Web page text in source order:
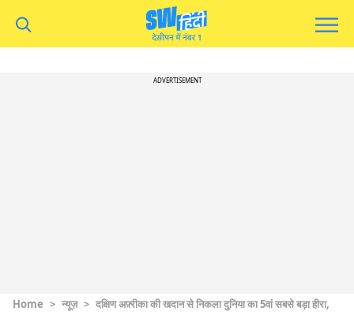
ADVERTISEMENT
Home > न्यूज़ > दक्षिण अफ़्रीका की खदान से निकला दुनिया का 5वां सबसे बड़ा हीरा,